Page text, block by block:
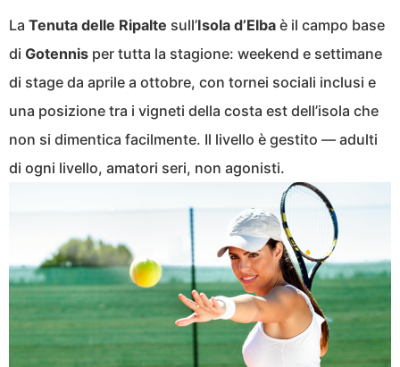
La Tenuta delle Ripalte sull’Isola d’Elba è il campo base
di Gotennis per tutta la stagione: weekend e settimane
di stage da aprile a ottobre, con tornei sociali inclusi e
una posizione tra i vigneti della costa est dell’isola che
non si dimentica facilmente. Il livello è gestito — adulti
di ogni livello, amatori seri, non agonisti.